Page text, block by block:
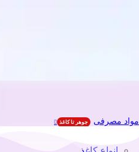
مواد مصرفی جوهر تا کاغذ